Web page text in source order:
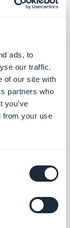
ads, to
our traffic.
of our site with
partners who
you’ve
from your use
lors de
grâce